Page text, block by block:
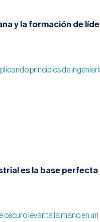
y la formación de
es la base